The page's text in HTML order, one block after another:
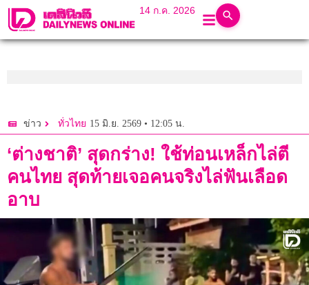
14 ก.ค. 2026
ข่าว ทั่วไทย 15 มิ.ย. 2569 • 12:05 น.
‘ต่างชาติ’ สุดกร่าง! ใช้ท่อนเหล็กไล่ตี
คนไทย สุดท้ายเจอคนจริงไล่ฟันเลือด
อาบ